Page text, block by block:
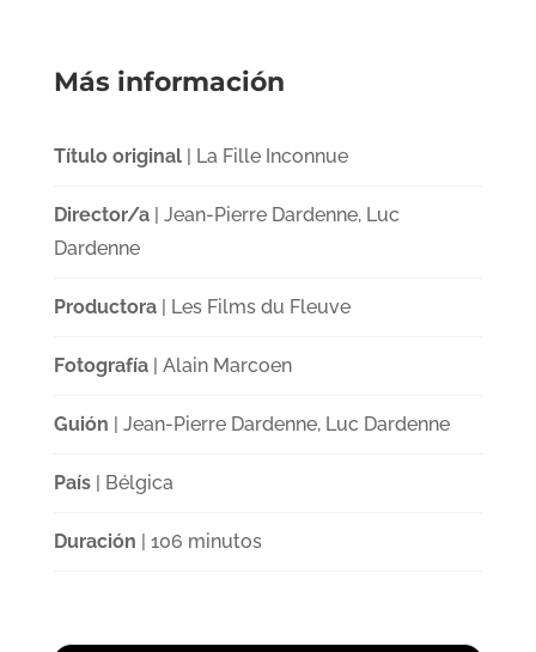
Más información
Título original| La Fille Inconnue
Director/a| Jean-Pierre Dardenne, Luc
Dardenne
Productora| Les Films du Fleuve
Fotografía| Alain Marcoen
Guión | Jean-Pierre Dardenne, Luc Dardenne
País| Bélgica
Duración | 106 minutos